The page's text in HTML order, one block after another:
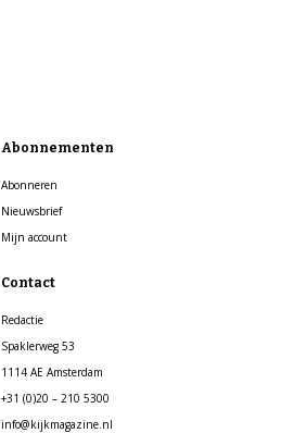
Abonnementen
Abonneren
Nieuwsbrief
Mijn account
Contact
Redactie
Spaklerweg 53
1114 AE Amsterdam
+31 (0)20 – 210 5300
info@kijkmagazine.nl